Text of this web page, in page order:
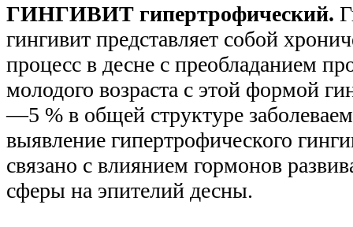
ГИНГИВИТ гипертрофический.
гингивит представляет собой
процесс в десне с преобладанием
молодого возраста с этой формой
—5 % в общей структуре
выявление гипертрофического
связано с влиянием гормонов
сферы на эпителий десны.